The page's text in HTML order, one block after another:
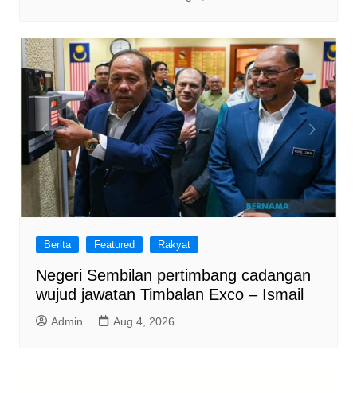
Berita Featured Rakyat
Negeri Sembilan pertimbang cadangan
wujud jawatan Timbalan Exco – Ismail
Admin Aug 4, 2026